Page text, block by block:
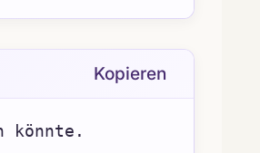
Kopieren
könnte.